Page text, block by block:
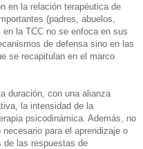
en la relación terapéutica de
(padres, abuelos,
la TCC no se enfoca en sus
de defensa sino en las
se recapitulan en el marco
duración, con una alianza
la intensidad de la
psicodinámica. Además, no
para el aprendizaje o
las respuestas de